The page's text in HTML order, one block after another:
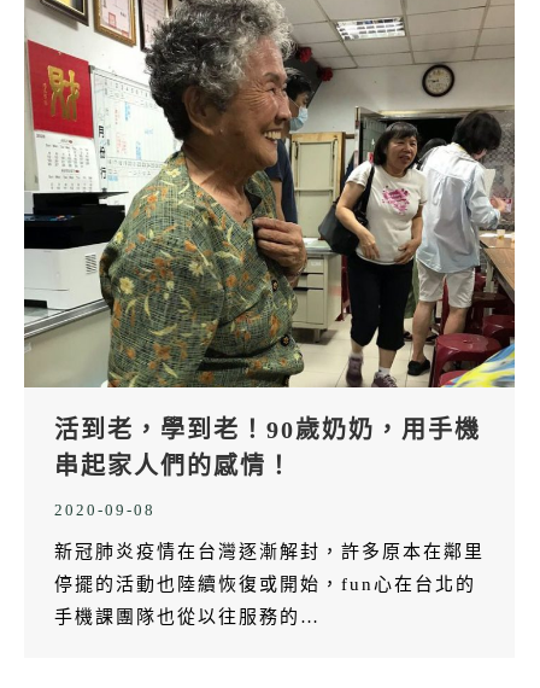
活到老，學到老！90歲奶奶，用手機
串起家人們的感情！
2020-09-08
新冠肺炎疫情在台灣逐漸解封，許多原本在鄰里
停擺的活動也陸續恢復或開始，fun心在台北的
手機課團隊也從以往服務的…